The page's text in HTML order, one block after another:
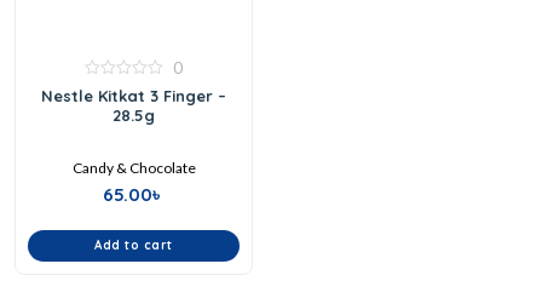
out
0
Nestle Kitkat 3 Finger –
28.5g
Candy & Chocolate
65.00৳
Add to cart